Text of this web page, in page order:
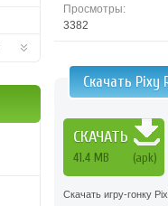
Просмотры:
3382
Скачать Pixy
СКАЧАТЬ
41.4 MB (apk)
Скачать игру-гонку